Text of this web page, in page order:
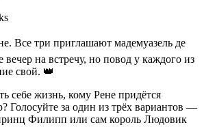
Все три приглашают мадемуазель де
на встречу, но повод у каждого из
свой. 👑
себе жизнь, кому Рене придётся
Голосуйте за один из трёх вариантов —
Филипп или сам король Людовик